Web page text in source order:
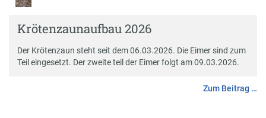
Krötenzaunaufbau 2026
Der Krötenzaun steht seit dem 06.03.2026. Die Eimer sind zum
Teil eingesetzt. Der zweite teil der Eimer folgt am 09.03.2026.
Zum Beitrag …